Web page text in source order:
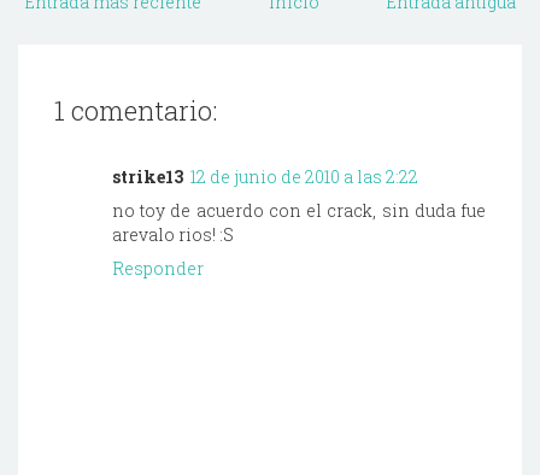
1 comentario:
strike13 12 de junio de 2010 a las 2:22
no toy de acuerdo con el crack, sin duda fue
arevalo rios! :S
Responder